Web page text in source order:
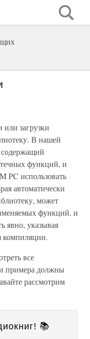
загрузки
В нашей
функций, и
PC использовать
автоматически
может
функций, и
явно, указывая
компиляции.
все
примера должны
рассмотрим
📚